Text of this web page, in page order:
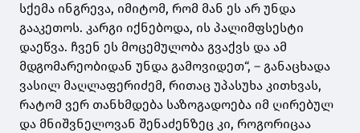
სქემა ინგრევა, იმიტომ, რომ მან ეს არ უნდა
გააკეთოს. კარგი იქნებოდა, ის პალიმფსესტი
დაეწვა. ჩვენ ეს მოცემულობა გვაქვს და ამ
მდგომარეობიდან უნდა გამოვიდეთ“, – განაცხადა
ვასილ მაღლაფერიძემ, რითაც უპასუხა კითხვას,
რატომ ვერ თანხმდება საზოგადოება იმ ღირებულ
და მნიშვნელოვან შენაძენზეც კი, როგორიცაა